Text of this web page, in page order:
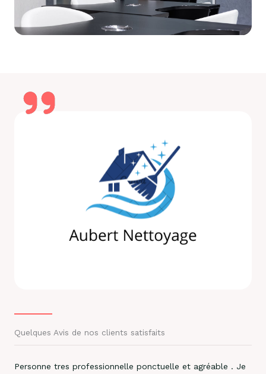
Quelques Avis de nos clients satisfaits
Personne tres professionnelle ponctuelle et agréable . Je